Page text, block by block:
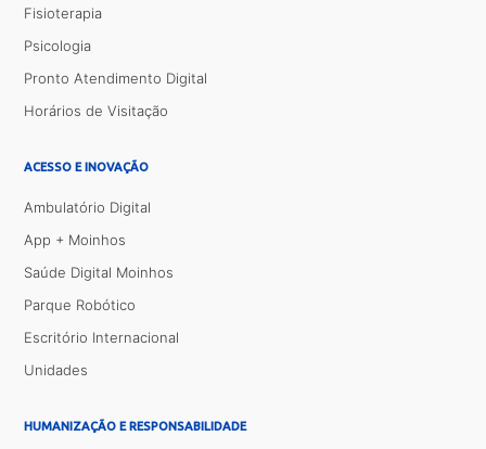
Fisioterapia
Psicologia
Pronto Atendimento Digital
Horários de Visitação
ACESSO E INOVAÇÃO
Ambulatório Digital
App + Moinhos
Saúde Digital Moinhos
Parque Robótico
Escritório Internacional
Unidades
HUMANIZAÇÃO E RESPONSABILIDADE